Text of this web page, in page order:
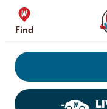
Skip to content
Find